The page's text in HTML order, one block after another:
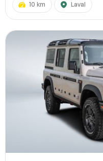
10 km Laval